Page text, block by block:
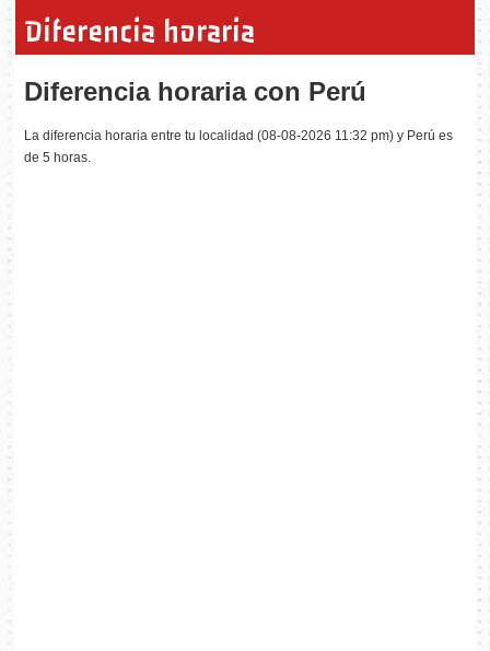
Diferencia horaria
Diferencia horaria con Perú
La diferencia horaria entre tu localidad (08-08-2026 11:32 pm) y Perú es
de 5 horas.